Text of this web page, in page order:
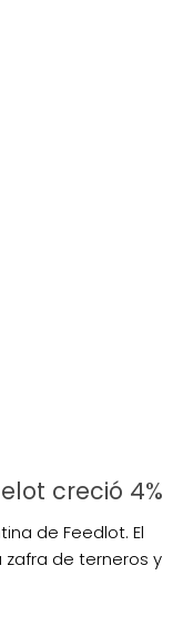
creció 4%
de Feedlot. El
de terneros y